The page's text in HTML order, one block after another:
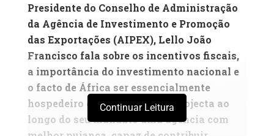
Presidente do Conselho de Administração
da Agência de Investimento e Promoção
das Exportações (AIPEX), Lello João
Francisco fala sobre os incentivos fiscais,
a importância do investimento nacional e
o facto de África ser essencialmente
hospedeiro de investimento. Projecta ao
longo do seu mandato uma agência com
Continuar Leitura